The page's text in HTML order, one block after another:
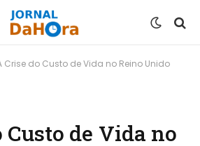
Crise do Custo de Vida no Reino Unido
Custo de Vida no